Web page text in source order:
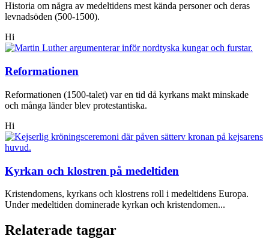
Historia om några av medeltidens mest kända personer och deras
levnadsöden (500-1500).
Hi
Reformationen
Reformationen (1500-talet) var en tid då kyrkans makt minskade
och många länder blev protestantiska.
Hi
Kyrkan och klostren på medeltiden
Kristendomens, kyrkans och klostrens roll i medeltidens Europa.
Under medeltiden dominerade kyrkan och kristendomen...
Relaterade taggar